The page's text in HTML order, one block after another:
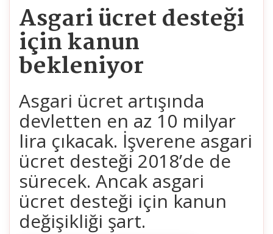
Asgari ücret desteği
için kanun
bekleniyor
Asgari ücret artışında
devletten en az 10 milyar
lira çıkacak. İşverene asgari
ücret desteği 2018’de de
sürecek. Ancak asgari
ücret desteği için kanun
değişikliği şart.